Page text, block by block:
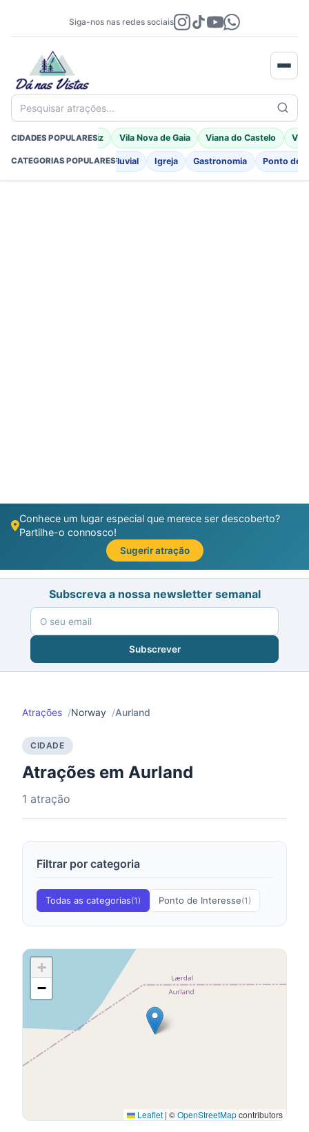
Siga-nos nas redes sociais
Pesquisar atrações...
CIDADES POPULARES
Braga Porto Moniz Vila Nova de Gaia Viana do Castelo Vila
CATEGORIAS POPULARES
Fortificações Praia Fluvial Igreja Gastronomia Ponto de
Conhece um lugar especial que merece ser descoberto?
Partilhe-o connosco!
Sugerir atração
Subscreva a nossa newsletter semanal
Subscrever
Atrações Norway Aurland
CIDADE
Atrações em Aurland
1 atração
Filtrar por categoria
Todas as categorias(1) Ponto de Interesse(1)
+
−
Leaflet | ©OpenStreetMapcontributors